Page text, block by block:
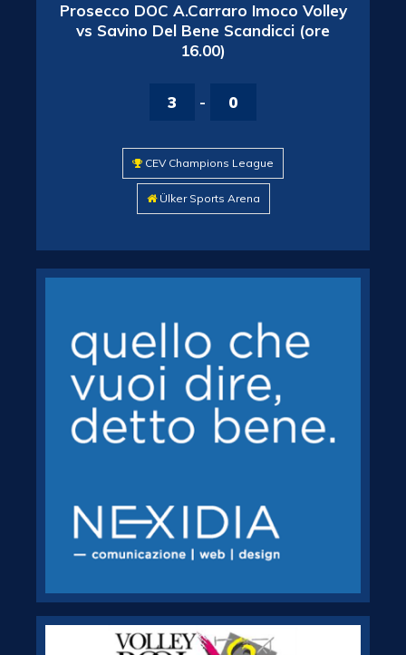
Prosecco DOC A.Carraro Imoco Volley
vs Savino Del Bene Scandicci (ore
16.00)
3 - 0
CEV Champions League
Ülker Sports Arena